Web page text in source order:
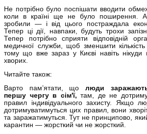
Не потрібно було поспішати вводити
коли в країні ще не було поширення.
зробили — і від цього постраждала
Тепер ці дії, навпаки, будуть трохи
Тепер потрібно сприяти відповідній
медичної служби, щоб зменшити кількість
тому що вже зараз у Києві навіть нікуди
хворих.
Читайте також:
Варто пам’ятати, щолюди
першу чергу в сім'ї, там, де не
правил індивідуального захисту. Якщо
дотримуватимуться цих правил, вони
та заражатимуться. Тут не принципово,
карантин — жорсткий чи не жорсткий.